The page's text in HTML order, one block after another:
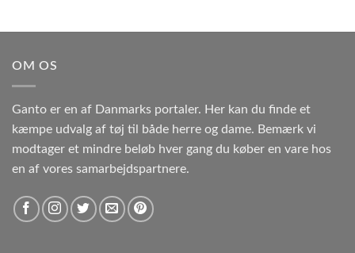
OM OS
Ganto er en af Danmarks portaler. Her kan du finde et
kæmpe udvalg af tøj til både herre og dame. Bemærk vi
modtager et mindre beløb hver gang du køber en vare hos
en af vores samarbejdspartnere.